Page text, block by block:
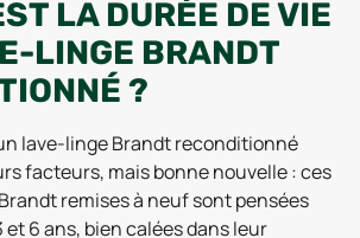
LA DURÉE DE VIE
LINGE BRANDT
?
lave-linge Brandt reconditionné
facteurs, mais bonne nouvelle : ces
remises à neuf sont pensées
6 ans, bien calées dans leur